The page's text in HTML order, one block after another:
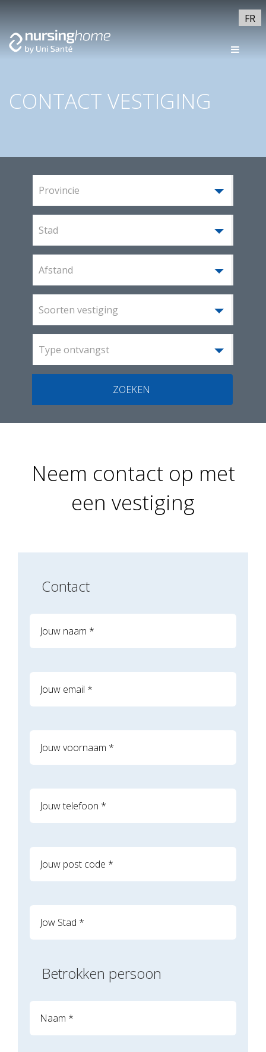
FR
CONTACT VESTIGING
Provincie
Stad
Afstand
Soorten vestiging
Type ontvangst
ZOEKEN
Neem contact op met
een vestiging
Contact
Betrokken persoon